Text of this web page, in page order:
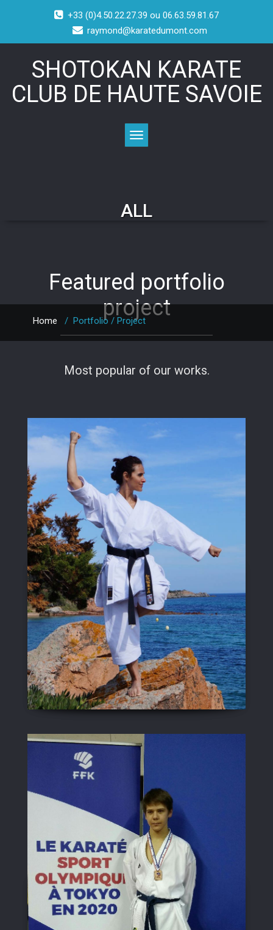
+33 (0)4.50.22.27.39 ou 06.63.59.81.67
raymond@karatedumont.com
SHOTOKAN KARATE
CLUB DE HAUTE SAVOIE
Toggle navigation
ALL
Home / Portfolio / Project
Featured portfolio
project
Most popular of our works.